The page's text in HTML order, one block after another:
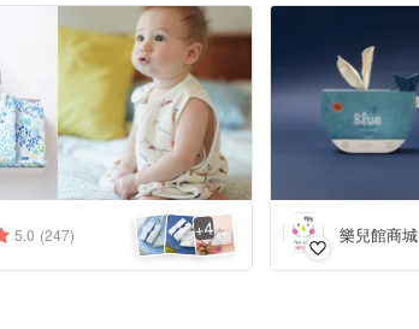
5.0 (247) +4 樂兒館商城